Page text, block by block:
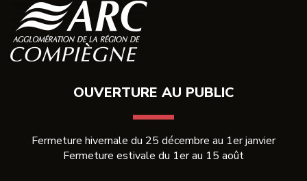
OUVERTURE AU PUBLIC
Fermeture hivernale du 25 décembre au 1er janvier
Fermeture estivale du 1er au 15 août